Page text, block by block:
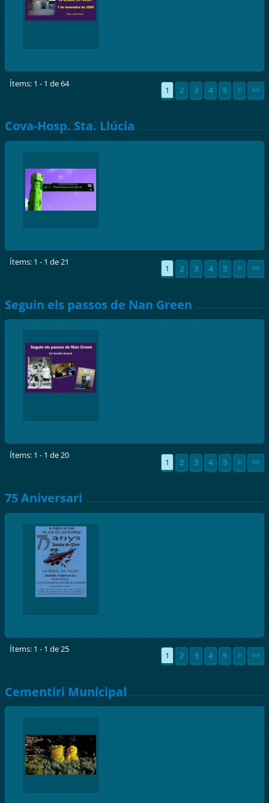
Ítems: 1 - 1 de 64
1 2 3 4 5 > >>
Cova-Hosp. Sta. Llúcia
Ítems: 1 - 1 de 21
1 2 3 4 5 > >>
Seguin els passos de Nan Green
Ítems: 1 - 1 de 20
1 2 3 4 5 > >>
75 Aniversari
Ítems: 1 - 1 de 25
1 2 3 4 5 > >>
Cementiri Municipal